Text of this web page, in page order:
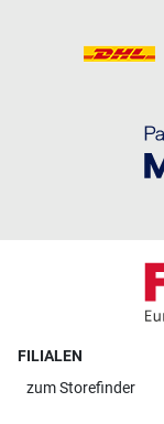
FILIALEN
zumStorefinder